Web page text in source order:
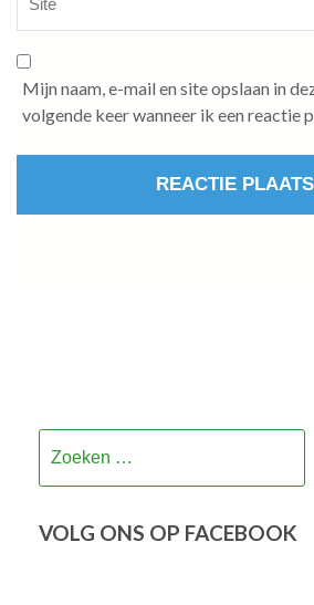
Mijn naam, e-mail en site opslaan in
volgende keer wanneer ik een reactie
VOLG ONS OP FACEBOOK